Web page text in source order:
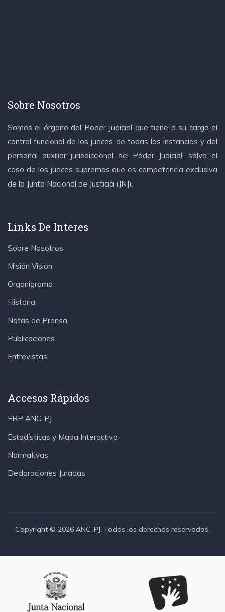
Sobre Nosotros
Somos el órgano del Poder Judicial que tiene a su cargo el
control funcional de los jueces de todas las instancias y del
personal auxiliar jurisdiccional del Poder Judicial, salvo el
caso de los jueces supremos que es competencia exclusiva
de la Junta Nacional de Justicia (JNJ).
Links De Interes
Sobre Nosotros
Misión Vision
Organigrama
Historia
Notas de Prensa
Publicaciones
Entrevistas
Accesos Rápidos
ERP ANC-PJ
Estadísticas y Mapa Interactivo
Normativas
Declaraciones Juradas
Copyright © 2026 ANC-PJ. Todos los derechos reservados.